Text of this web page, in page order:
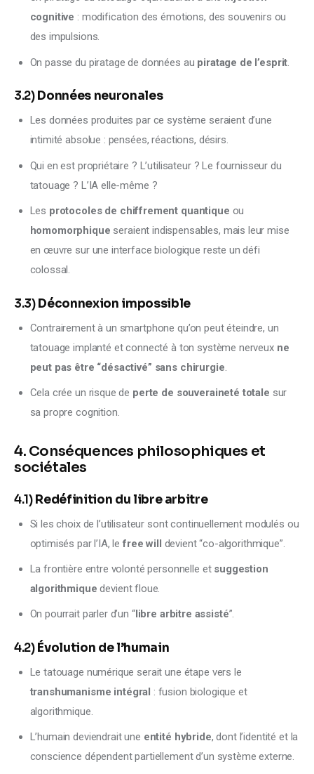
cognitive : modification des émotions, des souvenirs ou
des impulsions.
On passe du piratage de données au piratage de l’esprit
3.2) Données neuronales
Les données produites par ce système seraient d’une
intimité absolue : pensées, réactions, désirs.
Qui en est propriétaire ? L’utilisateur ? Le fournisseur du
tatouage ? L’IA elle-même ?
Les protocoles de chiffrement quantique ou
homomorphique seraient indispensables, mais leur mise
en œuvre sur une interface biologique reste un défi
colossal.
3.3)Déconnexion impossible
Contrairement à un smartphone qu’on peut éteindre, un
tatouage implanté et connecté à ton système nerveux ne
peut pas être “désactivé” sans chirurgie.
Cela crée un risque de perte de souveraineté totale sur
sa propre cognition.
4. Conséquences philosophiques et
sociétales
4.1)Redéfinition du libre arbitre
Si les choix de l’utilisateur sont continuellement modulés ou
optimisés par l’IA, lefree will devient “co-algorithmique”.
La frontière entre volonté personnelle et suggestion
algorithmique devient floue.
On pourrait parler d’un “libre arbitre assisté”.
4.2) Évolution de l’humain
Le tatouage numérique serait une étape vers le
transhumanisme intégral : fusion biologique et
algorithmique.
L’humain deviendrait une entité hybride, dont l’identité et la
conscience dépendent partiellement d’un système externe.